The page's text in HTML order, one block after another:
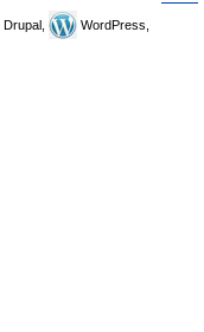
Drupal,
WordPress,